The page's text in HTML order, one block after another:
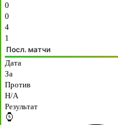
0
0
4
1
Посл. матчи
Дата
За
Против
H/A
Результат